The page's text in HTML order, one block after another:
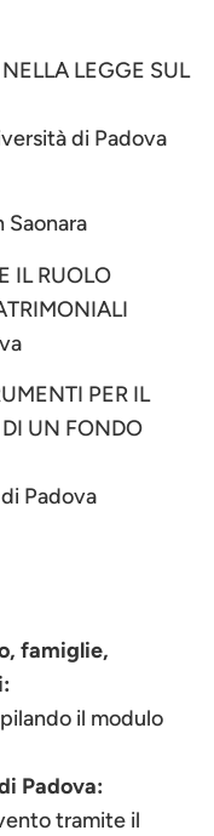
LEGGE SUL
di Padova
Saonara
IL RUOLO
PER IL
UN FONDO
Padova
famiglie,
il modulo
Padova:
tramite il